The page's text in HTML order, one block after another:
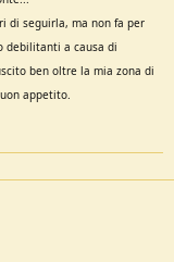
di seguirla, ma non fa per
debilitanti a causa di
ben oltre la mia zona di
appetito.